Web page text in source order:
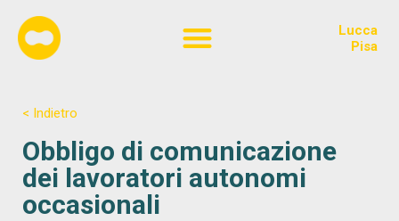
Lucca
Pisa
< Indietro
Obbligo di comunicazione
dei lavoratori autonomi
occasionali